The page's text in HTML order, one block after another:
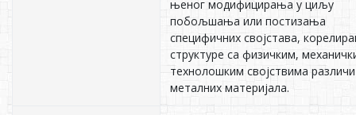
њеног модифицирања у циљу
побољшања или постизања
специфичних својстава,
структуре са физичким,
технолошким својствима
металних материјала.